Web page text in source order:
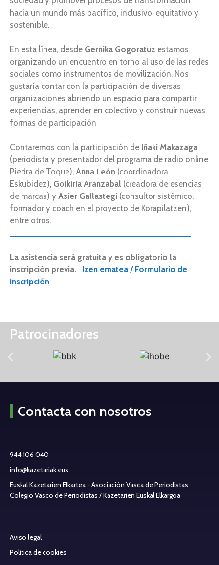
hacia un mundo más pacífico, inclusivo, equitativo y
sostenible.
En esta línea, desde Gernika Gogoratuz estamos
organizando un encuentro en torno al uso de las redes
sociales como instrumentos de movilización. Nos
gustaría contar con la participación de diversas
organizaciones abriendo un espacio para compartir
experiencias, aprender en colectivo y construir nuevas
formas de participación
Contaremos con la participación de Iñaki Makazaga
(periodista y presentador del programa de radio online
Piedra de Toque), Anna León (coordinadora
Eskubidez), Goikiria Aranzabal (creadora de esencias
de marcas) y Asier Gallastegi (consultor sistémico,
formador y coach en el proyecto de Korapilatzen),
entre otros.
La asistencia será gratuita y es obligatorio la
inscripción previa.
Izen ematea / Formulario de
inscripción
Patrocinadores
Contacta con nosotros
944 106 040
info@kazetariak.eus
Euskal Kazetarien Elkartea - Asociación Vasca de Periodistas
Colegio Vasco de Periodistas / Kazetarien Euskal Elkargoa
Aviso legal
Política de cookies